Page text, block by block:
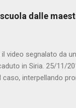
dalle
video segnalato da
in Siria. 25/11/
interpellando
allontanate dalla